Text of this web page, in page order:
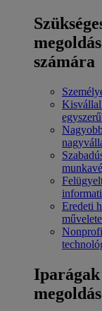
számára
Eredeti